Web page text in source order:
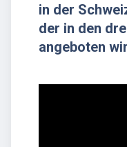
in der
der in den
angeboten